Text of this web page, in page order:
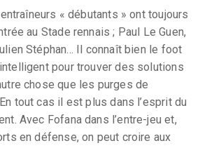
« débutants » ont toujours
au Stade rennais ; Paul Le Guen,
Stéphan... Il connaît bien le foot
pour trouver des solutions
chose que les purges de
tout cas il est plus dans l’esprit du
Avec Fofana dans l’entre-jeu et,
en défense, on peut croire aux